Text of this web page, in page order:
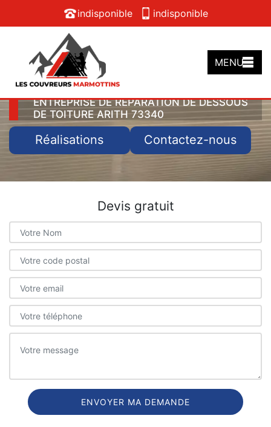
indisponible indisponible
MENU
ENTREPRISE DE RÉPARATION DE DESSOUS
DE TOITURE ARITH 73340
Réalisations Contactez-nous
Devis gratuit